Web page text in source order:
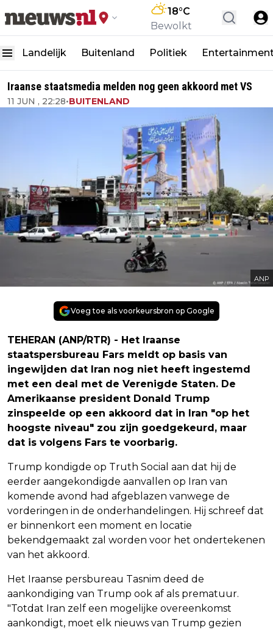
18°C
Bewolkt
Landelijk Buitenland Politiek
Iraanse staatsmedia melden nog geen akkoord met VS
11 JUN , 22:28•BUITENLAND
ANP
Voeg toe als voorkeursbron op Google
TEHERAN (ANP/RTR) - Het Iraanse
staatspersbureau Fars meldt op basis van
ingewijden dat Iran nog niet heeft ingestemd
met een deal met de Verenigde Staten. De
Amerikaanse president Donald Trump
zinspeelde op een akkoord dat in Iran "op het
hoogste niveau" zou zijn goedgekeurd, maar
dat is volgens Fars te voorbarig.
Trump kondigde op Truth Social aan dat hij de
eerder aangekondigde aanvallen op Iran van
komende avond had afgeblazen vanwege de
vorderingen in de onderhandelingen. Hij schreef dat
er binnenkort een moment en locatie
bekendgemaakt zal worden voor het ondertekenen
van het akkoord.
Het Iraanse persbureau Tasnim deed de
aankondiging van Trump ook af als prematuur.
"Totdat Iran zelf een mogelijke overeenkomst
aankondigt, moet elk nieuws van Trump gezien